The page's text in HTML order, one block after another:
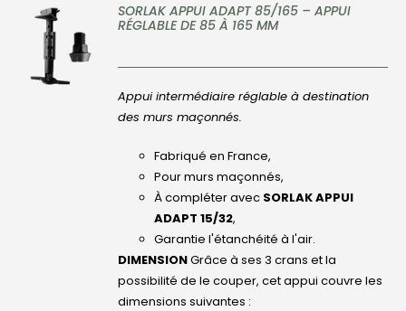
DÉTAILS
SORLAK APPUI ADAPT 85/165 – APPUI
RÉGLABLE DE 85 À 165 MM
Appui intermédiaire réglable à destination
des murs maçonnés.
Fabriqué en France,
Pour murs maçonnés,
À compléter avec SORLAK APPUI
ADAPT 15/32,
Garantie l'étanchéité à l'air.
DIMENSIONGrâce à ses 3 crans et la
possibilité de le couper, cet appui couvre les
dimensions suivantes :